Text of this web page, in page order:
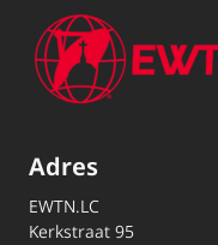
Adres
EWTN.LC
Kerkstraat 95